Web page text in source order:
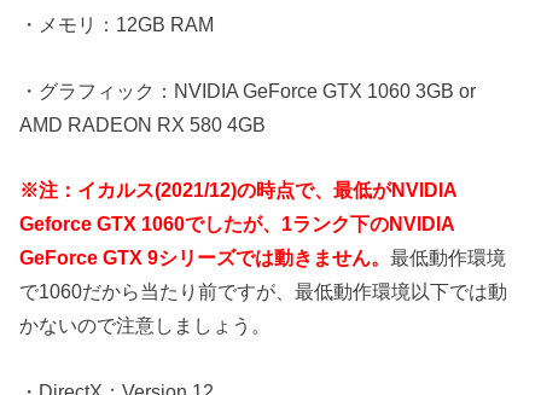
・メモリ：12GB RAM
・グラフィック：NVIDIA GeForce GTX 1060 3GB or
AMD RADEON RX 580 4GB
※注：イカルス(2021/12)の時点で、最低がNVIDIA
Geforce GTX 1060でしたが、1ランク下のNVIDIA
GeForce GTX 9シリーズでは動きません。最低動作環境
で1060だから当たり前ですが、最低動作環境以下では動
かないので注意しましょう。